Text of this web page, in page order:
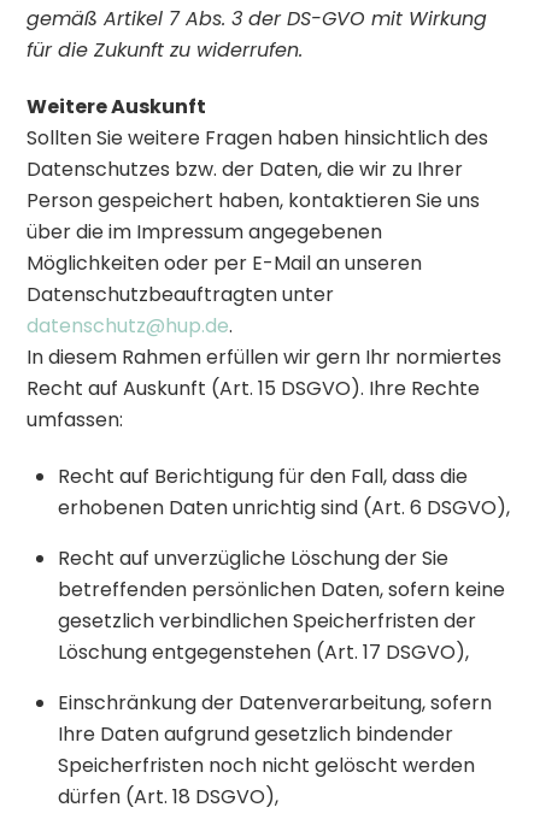
gemäß Artikel 7 Abs. 3 der DS-GVO mit Wirkung
für die Zukunft zu widerrufen.
Weitere Auskunft
Sollten Sie weitere Fragen haben hinsichtlich des
Datenschutzes bzw. der Daten, die wir zu Ihrer
Person gespeichert haben, kontaktieren Sie uns
über die im Impressum angegebenen
Möglichkeiten oder per E-Mail an unseren
Datenschutzbeauftragten unter
datenschutz@hup.de.
In diesem Rahmen erfüllen wir gern Ihr normiertes
Recht auf Auskunft (Art. 15 DSGVO). Ihre Rechte
umfassen:
Recht auf Berichtigung für den Fall, dass die
erhobenen Daten unrichtig sind (Art. 6 DSGVO),
Recht auf unverzügliche Löschung der Sie
betreffenden persönlichen Daten, sofern keine
gesetzlich verbindlichen Speicherfristen der
Löschung entgegenstehen (Art. 17 DSGVO),
Einschränkung der Datenverarbeitung, sofern
Ihre Daten aufgrund gesetzlich bindender
Speicherfristen noch nicht gelöscht werden
dürfen (Art. 18 DSGVO),